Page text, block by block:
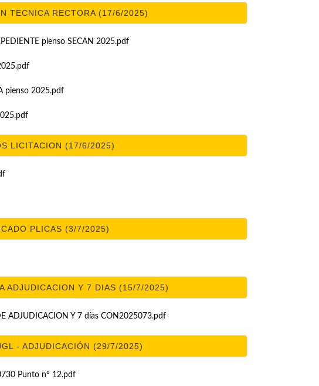
TECNICA RECTORA (17/6/2025)
pienso SECAN 2025.pdf
pienso 2025.pdf
LICITACION (17/6/2025)
PLICAS (3/7/2025)
ADJUDICACION Y 7 DIAS (15/7/2025)
ADJUDICACION Y 7 días CON2025073.pdf
- ADJUDICACIÓN (29/7/2025)
Punto nº 12.pdf